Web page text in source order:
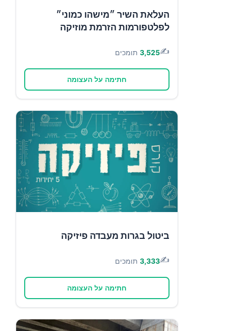
העלאת השיר ״מישהו כמוני״
לפלטפורמות הזרמת מוזיקה
✍️
3,525 תומכים
חתימה על העצומה
ביטול בגרות מעבדה פיזיקה
✍️
3,333 תומכים
חתימה על העצומה